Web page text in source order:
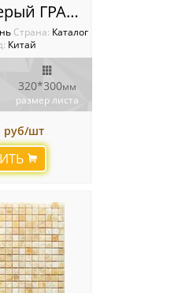
MS-0516 серый ГРАНИТ кирпич-ёлочка серый
Cтрана: Каталог
Китай
320*300мм
размер листа
руб/шт